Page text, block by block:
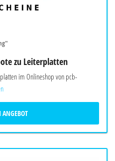
zu Leiterplatten
im Onlineshop von pcb-